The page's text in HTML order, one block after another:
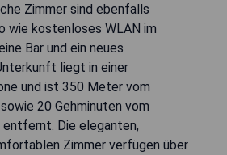
Zimmer sind ebenfalls
wie kostenloses WLAN im
Bar und ein neues
liegt in einer
und ist 350 Meter vom
20 Gehminuten vom
entfernt. Die eleganten,
Zimmer verfügen über